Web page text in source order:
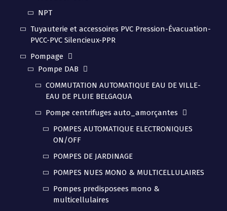
NPT
Tuyauterie et accessoires PVC Pression-Évacuation-
PVCC-PVC Silencieux-PPR
Pompage
Pompe DAB
COMMUTATION AUTOMATIQUE EAU DE VILLE-
EAU DE PLUIE BELGAQUA
Pompe centrifuges auto_amorçantes
POMPES AUTOMATIQUE ELECTRONIQUES
ON/OFF
POMPES DE JARDINAGE
POMPES NUES MONO & MULTICELLULAIRES
Pompes predisposees mono &
multicellulaires